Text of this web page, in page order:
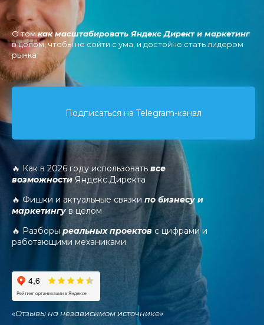
О томкак масштабировать Яндекс Директ и маркетинг
в целом, чтобы не сойти с ума, и достойно стать лидером
рынка
Подписаться на Telegram-канал
🔥 Как в 2026 году использовать все
возможности Яндекс.Директа
🔥 Фишки и актуальные связки по бизнесу и
маркетингув целом
🔥 Разборы реальных проектов с цифрами и
работающими механиками
«Отзывы на независимом источнике»